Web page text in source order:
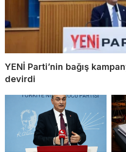
YENİ Parti’nin bağış
devirdi